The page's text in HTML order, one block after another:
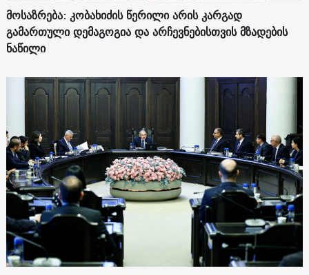
მოსაზრება: კობახიძის წერილი არის კარგად
გამართული დემაგოგია და არჩევნებისთვის მზადების
ნაწილი